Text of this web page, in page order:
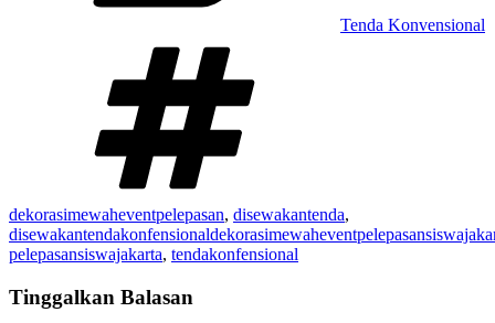
Tenda Konvensional
dekorasimewaheventpelepasan, disewakantenda,
pelepasansiswajakarta, tendakonfensional
Tinggalkan Balasan